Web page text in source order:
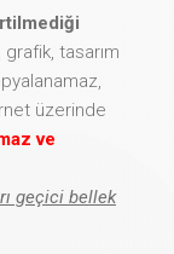
tasarım
üzerinde
ve
geçici bellek